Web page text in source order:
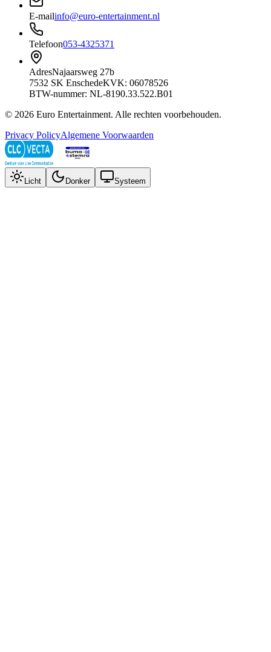
E-mailinfo@euro-entertainment.nl
Telefoon053-4325371
AdresNajaarsweg 27b
7532 SK EnschedeKVK: 06078526
BTW-nummer: NL-8190.33.522.B01
© 2026 Euro Entertainment. Alle rechten voorbehouden.
Privacy PolicyAlgemene Voorwaarden
Licht Donker Systeem